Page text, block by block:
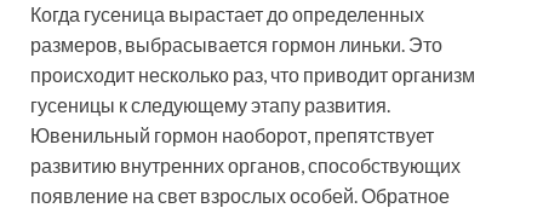
Когда гусеница вырастает до определенных
размеров, выбрасывается гормон линьки. Это
происходит несколько раз, что приводит организм
гусеницы к следующему этапу развития.
Ювенильный гормон наоборот, препятствует
развитию внутренних органов, способствующих
появление на свет взрослых особей. Обратное